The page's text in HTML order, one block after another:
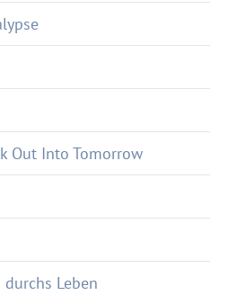
Out Into Tomorrow
Leben